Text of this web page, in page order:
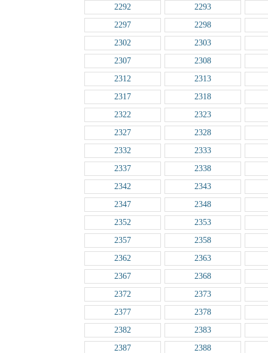
2292
2293
2297
2298
2302
2303
2307
2308
2312
2313
2317
2318
2322
2323
2327
2328
2332
2333
2337
2338
2342
2343
2347
2348
2352
2353
2357
2358
2362
2363
2367
2368
2372
2373
2377
2378
2382
2383
2387
2388